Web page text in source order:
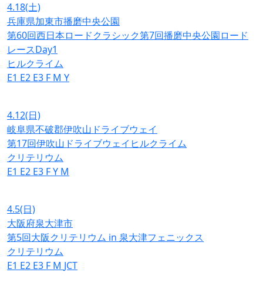
4.18(土)
兵庫県加東市播磨中央公園
第60回西日本ロードクラシック第7回播磨中央公園ロード
レースDay1
ヒルクライム
E1 E2 E3 F M Y
4.12(日)
岐阜県不破郡伊吹山ドライブウェイ
第17回伊吹山ドライブウェイヒルクライム
クリテリウム
E1 E2 E3 FY M
4.5(日)
大阪府泉大津市
第5回大阪クリテリウム in 泉大津フェニックス
クリテリウム
E1 E2 E3 F M JCT